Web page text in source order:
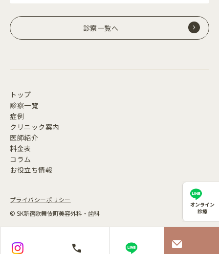
オンライン
診療
診察一覧へ
トップ
診察一覧
症例
クリニック案内
医師紹介
料金表
コラム
お役立ち情報
プライバシーポリシー
© SK新宿歌舞伎町美容外科・歯科